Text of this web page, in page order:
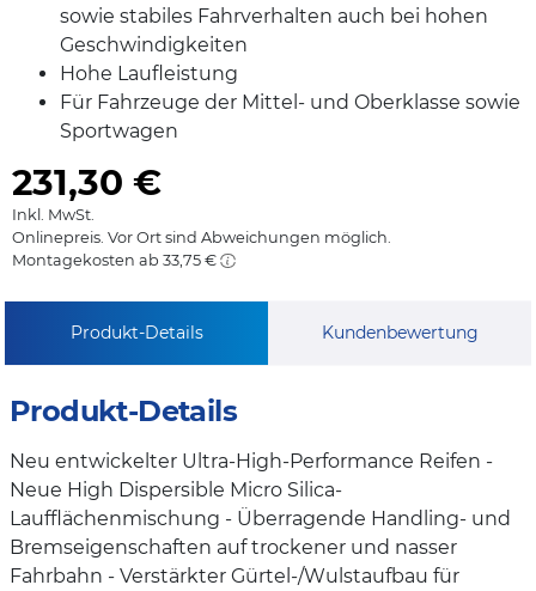
sowie stabiles Fahrverhalten auch bei hohen
Geschwindigkeiten
Hohe Laufleistung
Für Fahrzeuge der Mittel- und Oberklasse sowie
Sportwagen
231,30 €
Inkl. MwSt.
Onlinepreis. Vor Ort sind Abweichungen möglich.
Montagekosten ab 33,75 €
Produkt-Details Kundenbewertung
Produkt-Details
Neu entwickelter Ultra-High-Performance Reifen -
Neue High Dispersible Micro Silica-
Laufflächenmischung - Überragende Handling- und
Bremseigenschaften auf trockener und nasser
Fahrbahn - Verstärkter Gürtel-/Wulstaufbau für